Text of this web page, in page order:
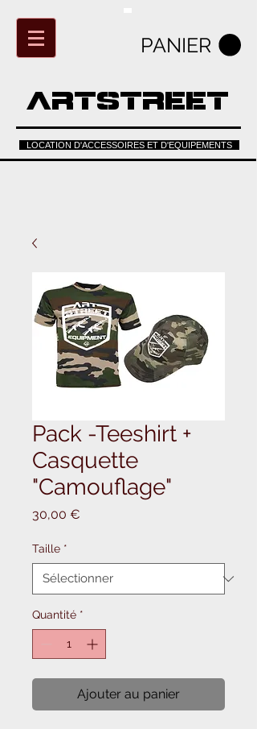
PANIER
ARTSTREET
LOCATION D'ACCESSOIRES ET D'EQUIPEMENTS
Pack -Teeshirt +
Casquette
"Camouflage"
30,00 €
Taille *
Quantité *
Ajouter au panier